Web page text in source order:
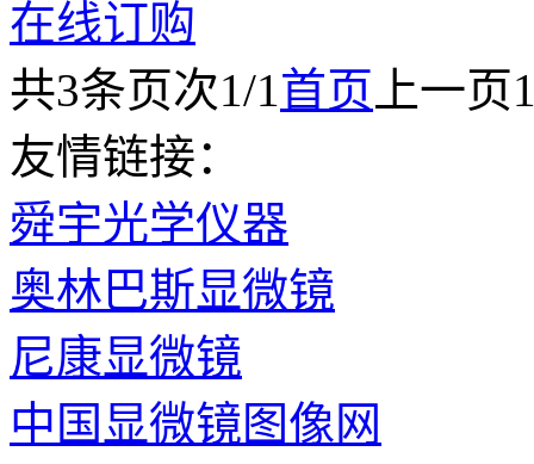
在线订购
共3条页次1/1首页 上一页
友情链接：
舜宇光学仪器
奥林巴斯显微镜
尼康显微镜
中国显微镜图像网